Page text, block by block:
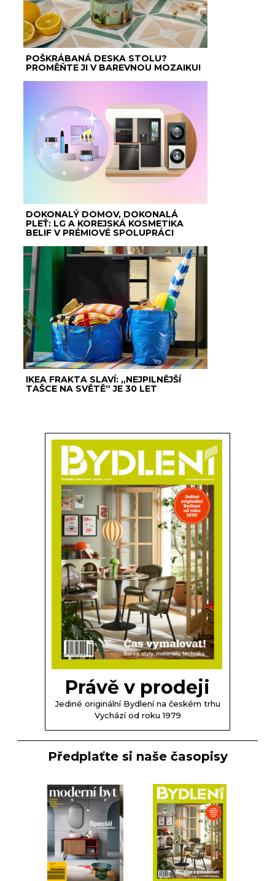
POŠKRÁBANÁ DESKA STOLU?
PROMĚŇTE JI V BAREVNOU MOZAIKU!
DOKONALÝ DOMOV, DOKONALÁ
PLEŤ: LG A KOREJSKÁ KOSMETIKA
BELIF V PRÉMIOVÉ SPOLUPRÁCI
IKEA FRAKTA SLAVÍ: „NEJPILNĚJŠÍ
TAŠCE NA SVĚTĚ“ JE 30 LET
Právě v prodeji
Jediné originální Bydlení na českém trhu
Vychází od roku 1979
Předplaťte si naše časopisy